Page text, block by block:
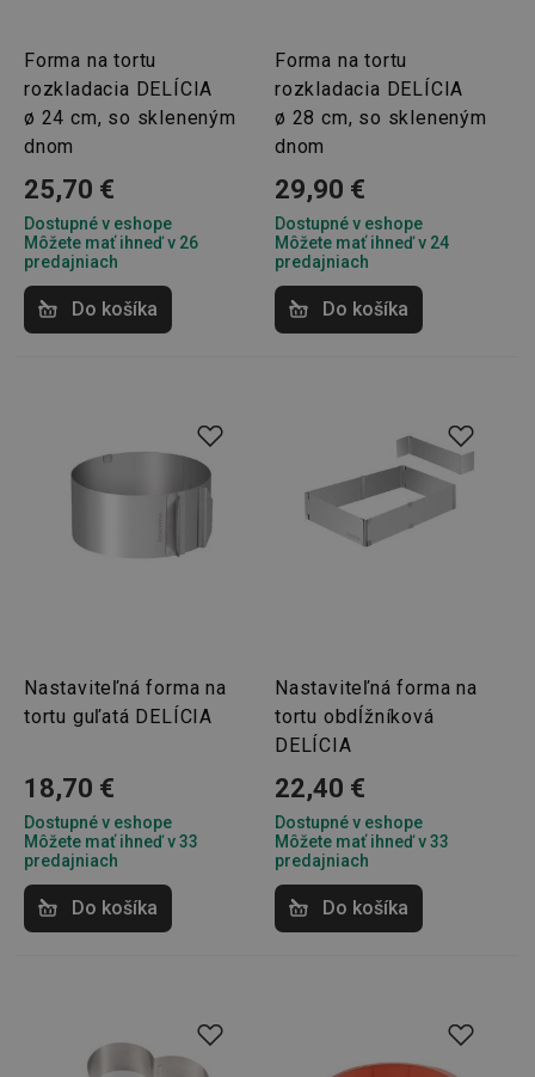
Forma na tortu
rozkladacia DELÍCIA
ø 24 cm, so skleneným
dnom
25,70 €
Dostupné v eshope
Môžete mať ihneď v 26
predajniach
Do košíka
Forma na tortu
rozkladacia DELÍCIA
ø 28 cm, so skleneným
dnom
29,90 €
Dostupné v eshope
Môžete mať ihneď v 24
predajniach
Do košíka
Nastaviteľná forma na
tortu guľatá DELÍCIA
18,70 €
Dostupné v eshope
Môžete mať ihneď v 33
predajniach
Do košíka
Nastaviteľná forma na
tortu obdĺžníková
DELÍCIA
22,40 €
Dostupné v eshope
Môžete mať ihneď v 33
predajniach
Do košíka
udid .tescoma.cz 1 mesiac
__rtbh.lid www.tescoma.sk
lastVisitedProducts www.tescoma.sk
mesiacov
SERVERID
HAProxy